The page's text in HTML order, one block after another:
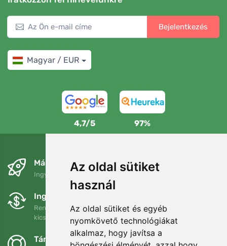
Az oldal sütiket
használ
Az oldal sütiket és egyéb
nyomkövető technológiákat
alkalmaz, hogy javítsa a
Bejelentkezés
Magyar / EUR
4,7/5 97%
Másnapra és ingyenesen
Ingyenes szállítás a következő összeg felett: 80 EUR
Ingyenes csere és visszaküldés
Rendelését 90 napon belül bármikor visszaküldheti vagy
kicserélheti.
Támogatjuk a Trees.org-ot